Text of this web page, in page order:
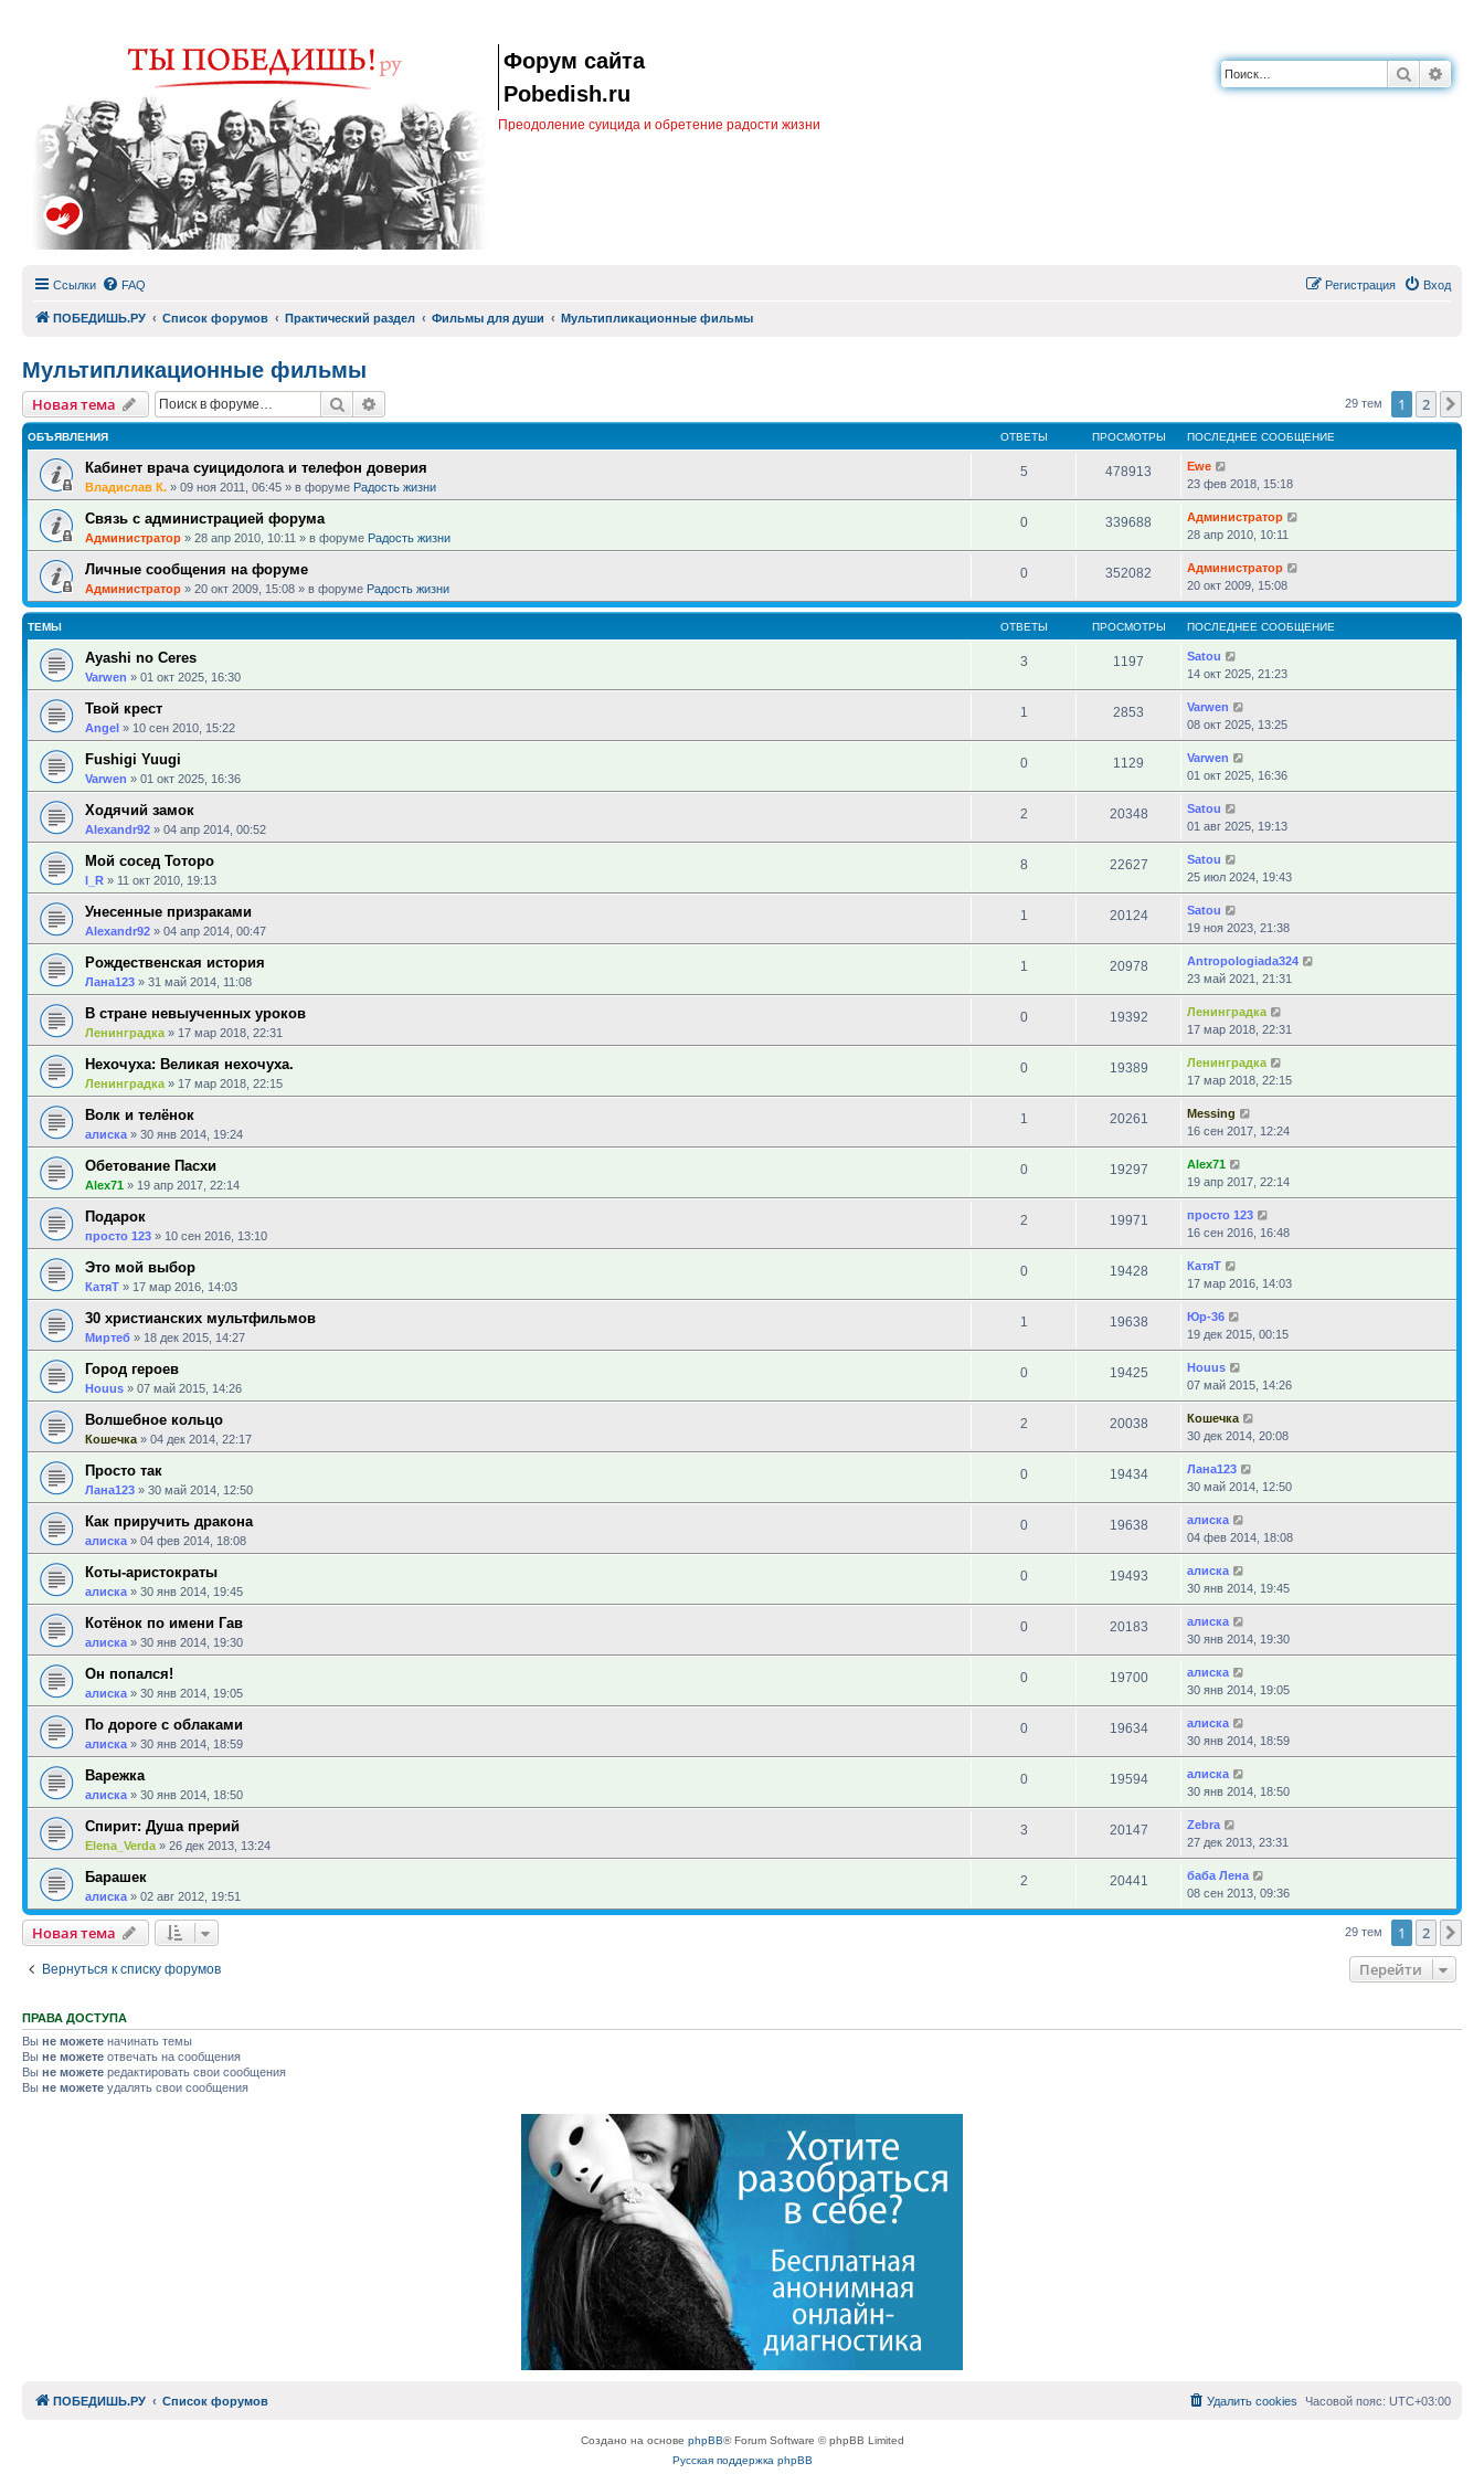
Форум сайта
Pobedish.ru
Преодоление суицида и обретение радости жизни
Поиск
Ссылки FAQ Вход
Регистрация
ПОБЕДИШЬ.РУ Список форумов Практический раздел Фильмы для души Мультипликационные фильмы
Мультипликационные фильмы
Новая тема Поиск 29 тем 1 2
ОБЪЯВЛЕНИЯ ОТВЕТЫ ПРОСМОТРЫ ПОСЛЕДНЕЕ СООБЩЕНИЕ
Кабинет врача суицидолога и телефон доверия
Владислав К. » 09 ноя 2011, 06:45 » в форуме Радость жизни
5 478913
Ewe
23 фев 2018, 15:18
Связь с администрацией форума
Администратор » 28 апр 2010, 10:11 » в форуме Радость жизни
0 339688
Администратор
28 апр 2010, 10:11
Личные сообщения на форуме
Администратор » 20 окт 2009, 15:08 » в форуме Радость жизни
0 352082
Администратор
20 окт 2009, 15:08
ТЕМЫ ОТВЕТЫ ПРОСМОТРЫ ПОСЛЕДНЕЕ СООБЩЕНИЕ
Ayashi no Ceres
Varwen » 01 окт 2025, 16:30
3 1197
Satou
14 окт 2025, 21:23
Твой крест
Angel » 10 сен 2010, 15:22
1 2853
Varwen
08 окт 2025, 13:25
Fushigi Yuugi
Varwen » 01 окт 2025, 16:36
0 1129
Varwen
01 окт 2025, 16:36
Ходячий замок
Alexandr92 » 04 апр 2014, 00:52
2 20348
Satou
01 авг 2025, 19:13
Мой сосед Тоторо
l_R » 11 окт 2010, 19:13
8 22627
Satou
25 июл 2024, 19:43
Унесенные призраками
Alexandr92 » 04 апр 2014, 00:47
1 20124
Satou
19 ноя 2023, 21:38
Рождественская история
Лана123 » 31 май 2014, 11:08
1 20978
Antropologiada324
23 май 2021, 21:31
В стране невыученных уроков
Ленинградка » 17 мар 2018, 22:31
0 19392
Ленинградка
17 мар 2018, 22:31
Нехочуха: Великая нехочуха.
Ленинградка » 17 мар 2018, 22:15
0 19389
Ленинградка
17 мар 2018, 22:15
Волк и телёнок
алиска » 30 янв 2014, 19:24
1 20261
Messing
16 сен 2017, 12:24
Обетование Пасхи
Alex71 » 19 апр 2017, 22:14
0 19297
Alex71
19 апр 2017, 22:14
Подарок
просто 123 » 10 сен 2016, 13:10
2 19971
просто 123
16 сен 2016, 16:48
Это мой выбор
КатяТ » 17 мар 2016, 14:03
0 19428
КатяТ
17 мар 2016, 14:03
30 христианских мультфильмов
Миртеб » 18 дек 2015, 14:27
1 19638
Юр-36
19 дек 2015, 00:15
Город героев
Houus » 07 май 2015, 14:26
0 19425
Houus
07 май 2015, 14:26
Волшебное кольцо
Кошечка » 04 дек 2014, 22:17
2 20038
Кошечка
30 дек 2014, 20:08
Просто так
Лана123 » 30 май 2014, 12:50
0 19434
Лана123
30 май 2014, 12:50
Как приручить дракона
алиска » 04 фев 2014, 18:08
0 19638
алиска
04 фев 2014, 18:08
Коты-аристократы
алиска » 30 янв 2014, 19:45
0 19493
алиска
30 янв 2014, 19:45
Котёнок по имени Гав
алиска » 30 янв 2014, 19:30
0 20183
алиска
30 янв 2014, 19:30
Он попался!
алиска » 30 янв 2014, 19:05
0 19700
алиска
30 янв 2014, 19:05
По дороге с облаками
алиска » 30 янв 2014, 18:59
0 19634
алиска
30 янв 2014, 18:59
Варежка
алиска » 30 янв 2014, 18:50
0 19594
алиска
30 янв 2014, 18:50
Спирит: Душа прерий
Elena_Verda » 26 дек 2013, 13:24
3 20147
Zebra
27 дек 2013, 23:31
Барашек
алиска » 02 авг 2012, 19:51
2 20441
баба Лена
08 сен 2013, 09:36
Новая тема 29 тем 1 2
Вернуться к списку форумов Перейти
ПРАВА ДОСТУПА
Вы не можете начинать темы
Вы не можете отвечать на сообщения
Вы не можете редактировать свои сообщения
Вы не можете удалять свои сообщения
ПОБЕДИШЬ.РУ Список форумов Часовой пояс: UTC+03:00
Удалить cookies
Создано на основе phpBB® Forum Software © phpBB Limited
Русская поддержка phpBB